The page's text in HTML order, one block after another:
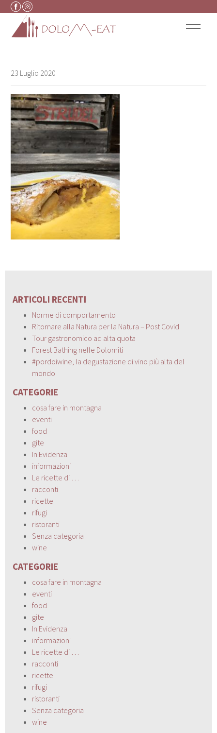
Vai al contenuto
23 Luglio 2020
ARTICOLI RECENTI
Norme di comportamento
Ritornare alla Natura per la Natura – Post Covid
Tour gastronomico ad alta quota
Forest Bathing nelle Dolomiti
#pordoiwine, la degustazione di vino più alta del
mondo
CATEGORIE
cosa fare in montagna
eventi
food
gite
In Evidenza
informazioni
Le ricette di …
racconti
ricette
rifugi
ristoranti
Senza categoria
wine
CATEGORIE
cosa fare in montagna
eventi
food
gite
In Evidenza
informazioni
Le ricette di …
racconti
ricette
rifugi
ristoranti
Senza categoria
wine